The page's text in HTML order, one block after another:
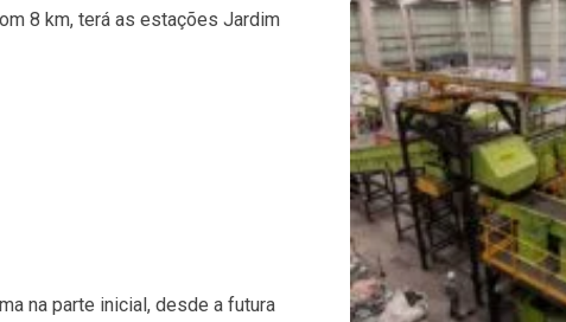
8 km, terá as estações Jardim
na parte inicial, desde a futura